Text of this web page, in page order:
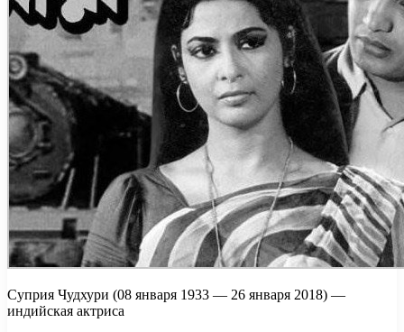
Суприя Чудхури (08 января 1933 — 26 января 2018) —
индийская актриса